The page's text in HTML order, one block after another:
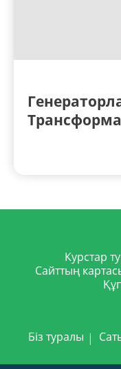
Курстар
Сайттың
Біз туралы